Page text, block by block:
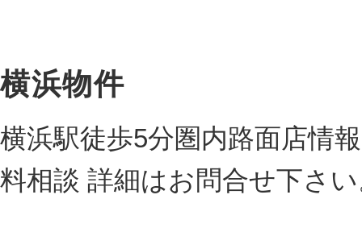
横浜物件
横浜駅徒歩5分圏内路面店
料相談 詳細はお問合せ下さ